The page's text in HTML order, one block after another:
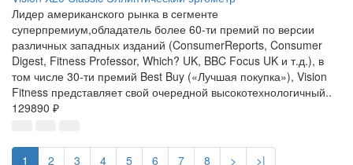
Лидер американского рынка в сегменте
суперпремиум,обладатель более 60-ти премий по версии
различных западных изданий (ConsumerReports, Consumer
Digest, Fitness Professor, Which? UK, BBC Focus UK и т.д.), в
том числе 30-ти премий Best Buy («Лучшая покупка»), Vision
Fitness представляет свой очередной высокотехнологичный..
129890 ₽
1 2 3 4 5 6 7 8 > >|